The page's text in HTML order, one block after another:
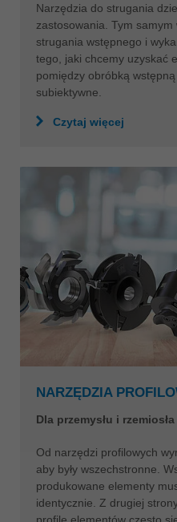
Narzędzia do strugania
zastosowania. Tym samym
strugania wstępnego i
tego, jaki chcemy uzyskać
pomiędzy obróbką
subiektywne.
Czytaj więcej
NARZĘDZIA
Dla przemysłu i rzemiosła
Od narzędzi profilowych
aby były wszechstronne.
produkowane elementy
identycznie. Z drugiej
profile elementów często